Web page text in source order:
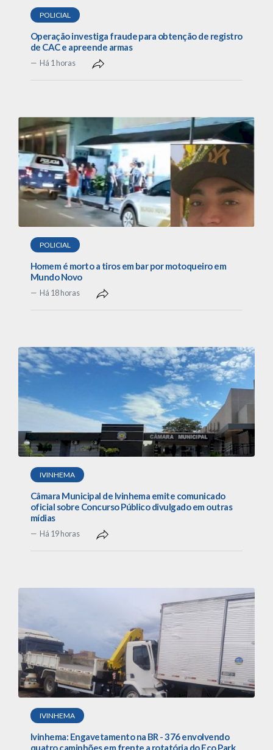
POLICIAL
Operação investiga fraude para obtenção de registro
de CAC e apreende armas
Há 1 horas
POLICIAL
Homem é morto a tiros em bar por motoqueiro em
Mundo Novo
Há 18 horas
IVINHEMA
Câmara Municipal de Ivinhema emite comunicado
oficial sobre Concurso Público divulgado em outras
mídias
Há 19 horas
IVINHEMA
Ivinhema: Engavetamento na BR - 376 envolvendo
quatro caminhões em frente a rotatória do Eco Park